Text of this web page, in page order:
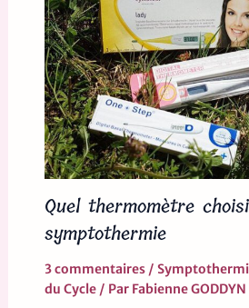
Quel thermomètre
symptothermie
3 commentaires /
du Cycle/ Par Fabienne GODDYN